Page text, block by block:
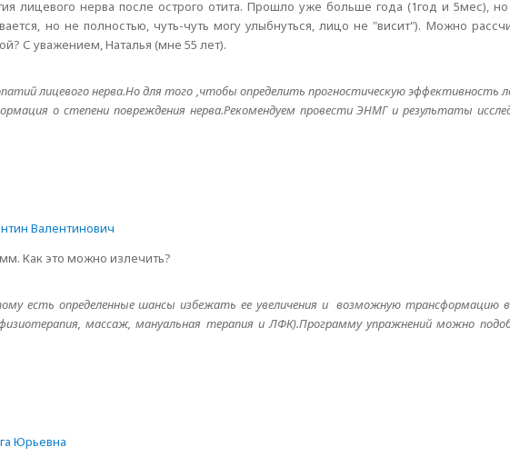
лицевого нерва после острого отита. Прошло уже больше года (1год и 5мес),
но не полностью, чуть-чуть могу улыбнуться, лицо не "висит"). Можно
С уважением, Наталья (мне 55 лет).
лицевого нерва.Но для того ,чтобы определить прогностическую эффективность
о степени повреждения нерва.Рекомендуем провести ЭНМГ и результаты
Валентинович
Как это можно излечить?
есть определенные шансы избежать ее увеличения и возможную трансформацию
массаж, мануальная терапия и ЛФК).Программу упражнений можно
Юрьевна